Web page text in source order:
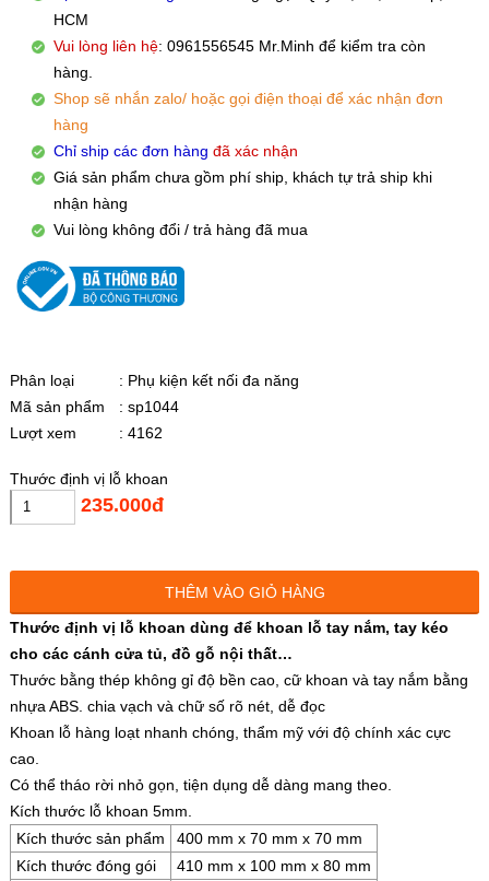
CÁC LƯU Ý KHI MUA HÀNG
Địa chỉ mua hàng: 134 Lương Ngọc Quyến, P5, Gò Vấp,
HCM
Vui lòng liên hệ: 0961556545 Mr.Minh để kiểm tra còn
hàng.
Shop sẽ nhắn zalo/ hoặc gọi điện thoại để xác nhận đơn
hàng
Chỉ ship các đơn hàng
Giá sản phẩm chưa gồm phí ship, khách tự trả ship khi
nhận hàng
Vui lòng không đổi / trả hàng đã mua
Phân loại
: Phụ kiện kết nối đa năng
Lượt xem
THÊM VÀO GIỎ HÀNG
Thước định vị lỗ khoan dùng để khoan lỗ tay nắm, tay kéo
cho các cánh cửa tủ, đồ gỗ nội thất…
Thước bằng thép không gỉ độ bền cao, cữ khoan và tay nắm bằng
nhựa ABS. chia vạch và chữ số rõ nét, dễ đọc
Khoan lỗ hàng loạt nhanh chóng, thẩm mỹ với độ chính xác cực
cao.
Có thể tháo rời nhỏ gọn, tiện dụng dễ dàng mang theo.
Kích thước lỗ khoan 5mm.